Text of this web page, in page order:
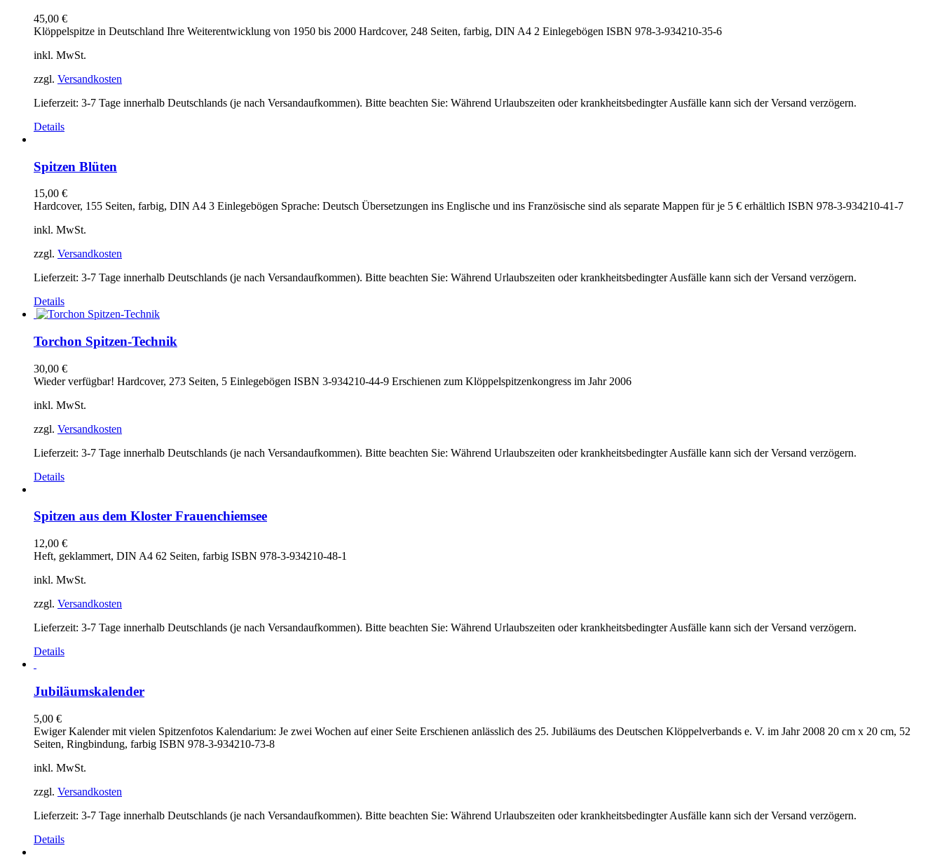
45,00 €
Klöppelspitze in Deutschland Ihre Weiterentwicklung von 1950 bis 2000 Hardcover, 248 Seiten, farbig, DIN A4 2 Einlegebögen ISBN 978-3-934210-35-6
inkl. MwSt.
zzgl. Versandkosten
Lieferzeit: 3-7 Tage innerhalb Deutschlands (je nach Versandaufkommen). Bitte beachten Sie: Während Urlaubszeiten oder krankheitsbedingter Ausfälle kann sich der Versand verzögern.
Details
Spitzen Blüten
15,00 €
Hardcover, 155 Seiten, farbig, DIN A4 3 Einlegebögen Sprache: Deutsch Übersetzungen ins Englische und ins Französische sind als separate Mappen für je 5 € erhältlich ISBN 978-3-934210-41-7
inkl. MwSt.
zzgl. Versandkosten
Lieferzeit: 3-7 Tage innerhalb Deutschlands (je nach Versandaufkommen). Bitte beachten Sie: Während Urlaubszeiten oder krankheitsbedingter Ausfälle kann sich der Versand verzögern.
Details
Torchon Spitzen-Technik
30,00 €
Wieder verfügbar! Hardcover, 273 Seiten, 5 Einlegebögen ISBN 3-934210-44-9 Erschienen zum Klöppelspitzenkongress im Jahr 2006
inkl. MwSt.
zzgl. Versandkosten
Lieferzeit: 3-7 Tage innerhalb Deutschlands (je nach Versandaufkommen). Bitte beachten Sie: Während Urlaubszeiten oder krankheitsbedingter Ausfälle kann sich der Versand verzögern.
Details
Spitzen aus dem Kloster Frauenchiemsee
12,00 €
Heft, geklammert, DIN A4 62 Seiten, farbig ISBN 978-3-934210-48-1
inkl. MwSt.
zzgl. Versandkosten
Lieferzeit: 3-7 Tage innerhalb Deutschlands (je nach Versandaufkommen). Bitte beachten Sie: Während Urlaubszeiten oder krankheitsbedingter Ausfälle kann sich der Versand verzögern.
Details
Jubiläumskalender
5,00 €
Ewiger Kalender mit vielen Spitzenfotos Kalendarium: Je zwei Wochen auf einer Seite Erschienen anlässlich des 25. Jubiläums des Deutschen Klöppelverbands e. V. im Jahr 2008 20 cm x 20 cm, 52
Seiten, Ringbindung, farbig ISBN 978-3-934210-73-8
inkl. MwSt.
zzgl. Versandkosten
Lieferzeit: 3-7 Tage innerhalb Deutschlands (je nach Versandaufkommen). Bitte beachten Sie: Während Urlaubszeiten oder krankheitsbedingter Ausfälle kann sich der Versand verzögern.
Details